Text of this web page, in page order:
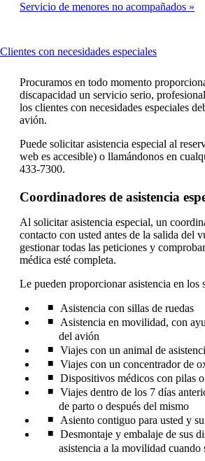
Servicio de menores no acompañados
Clientes con necesidades especialesThis
be
expanded
Procuramos en todo momento
discapacidad un servicio serio,
los clientes con necesidades especiales
avión.
Puede solicitar asistencia especial al
web es accesible) o llamándonos en
433-7300.
Coordinadores de asistencia
Al solicitar asistencia especial, un
contacto con usted antes de la salida del
gestionar todas las peticiones y
médica esté completa.
Le pueden proporcionar asistencia en los
Asistencia con sillas de ruedas
Asistencia en movilidad, con
del avión
Viajes con un animal de
Viajes con un concentrador de
Dispositivos médicos con pilas
Viajes dentro de los 7 días
de parto o después del mismo
Asiento contiguo para usted y
Desmontaje y embalaje de sus
asistencia a la movilidad cuando